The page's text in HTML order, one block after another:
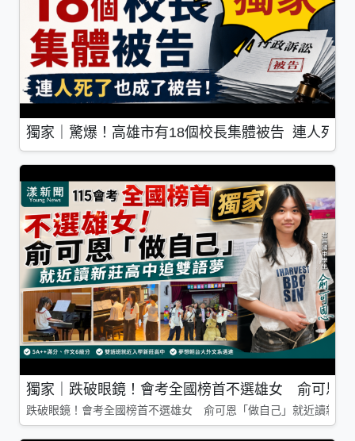
獨家｜驚爆！高雄市有18個校長集體被告 連人死了
獨家｜跌破眼鏡！會考全國榜首不選雄女 俞可恩
跌破眼鏡！會考全國榜首不選雄女 俞可恩「做自己」就近讀新莊